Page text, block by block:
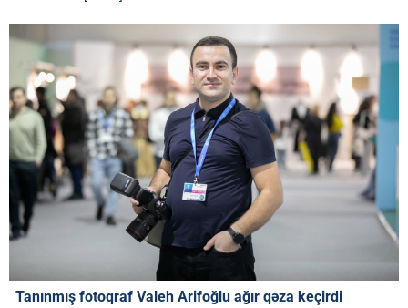
Tanınmış fotoqraf Valeh Arifoğlu ağır qəza keçirdi